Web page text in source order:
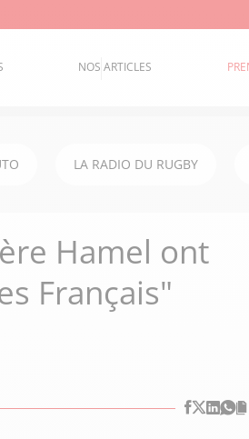
NOS ARTICLES
LA RADIO DU RUGBY
Hamel ont
Français"